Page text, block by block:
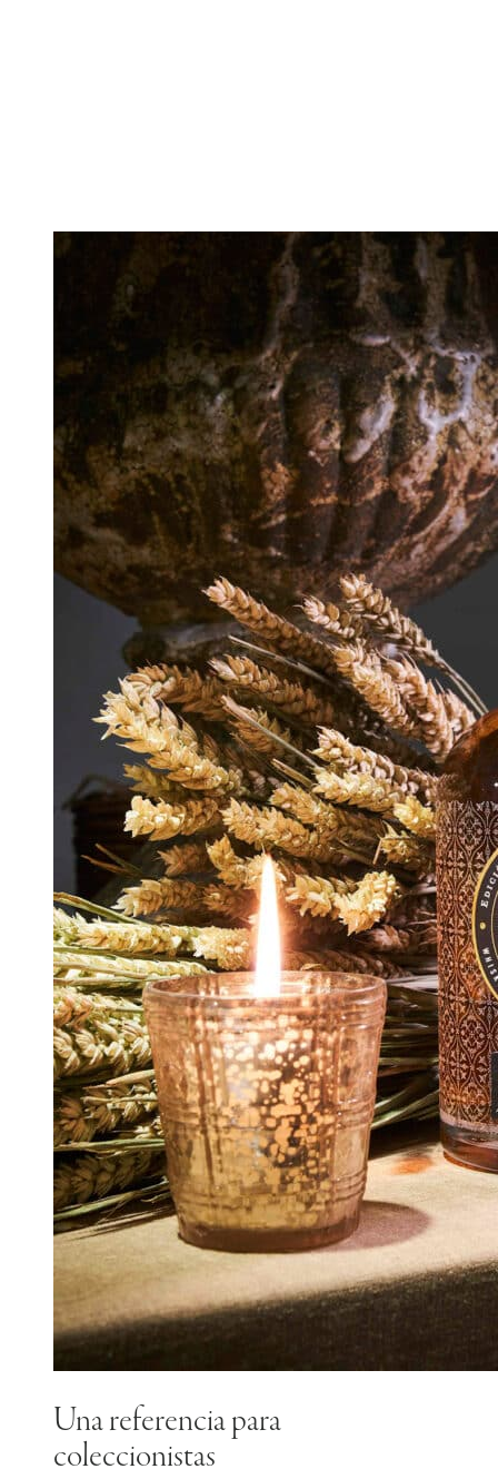
Una referencia para
coleccionistas